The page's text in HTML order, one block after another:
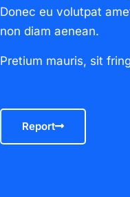
Donec eu volutpat
non diam aenean.
Pretium mauris, sit
Report